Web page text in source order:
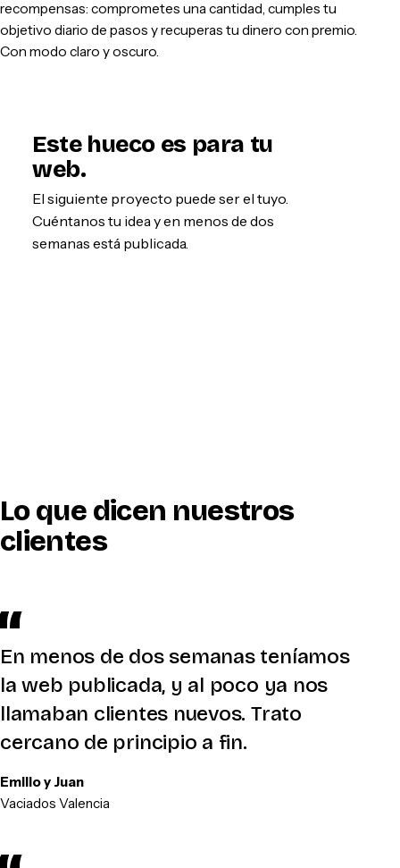
recompensas: comprometes una cantidad, cumples tu
objetivo diario de pasos y recuperas tu dinero con premio.
Con modo claro y oscuro.
Este hueco es para tu
web.
El siguiente proyecto puede ser el tuyo.
Cuéntanos tu idea y en menos de dos
semanas está publicada.
Lo que dicen nuestros
clientes
En menos de dos semanas teníamos
la web publicada, y al poco ya nos
llamaban clientes nuevos. Trato
cercano de principio a fin.
Emilio y Juan
Vaciados Valencia